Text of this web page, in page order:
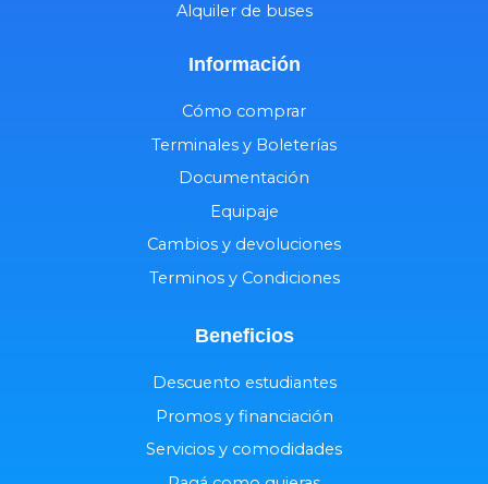
Alquiler de buses
Información
Cómo comprar
Terminales y Boleterías
Documentación
Equipaje
Cambios y devoluciones
Terminos y Condiciones
Beneficios
Descuento estudiantes
Promos y financiación
Servicios y comodidades